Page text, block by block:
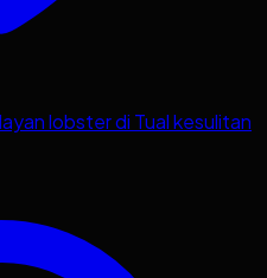
lobster di Tual kesulitan